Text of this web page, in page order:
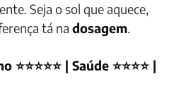
Seja o sol que aquece,
tá na dosagem.
| Saúde ⭐⭐⭐⭐ |